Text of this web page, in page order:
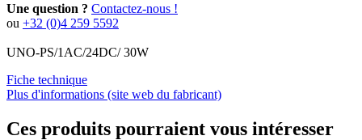
Une question ? Contactez-nous !
ou +32 (0)4 259 5592
UNO-PS/1AC/24DC/ 30W
Fiche technique
Plus d'informations (site web du fabricant)
Ces produits pourraient vous intéresser